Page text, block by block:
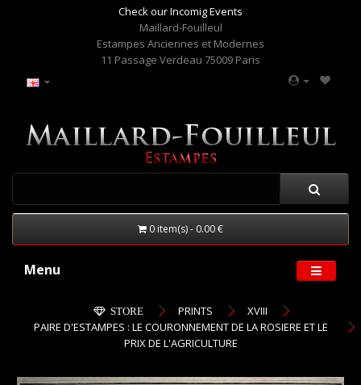
Check our Incomig Events
Maillard-Fouilleul
Estampes Anciennes et Modernes
11 Passage Verdeau 75009 Paris
0 item(s) - 0.00 €
Menu
STORE PRINTS
XVIII
PAIRE D'ESTAMPES : LE COURONNEMENT DE LA ROSIERE ET LE
PRIX DE L'AGRICULTURE